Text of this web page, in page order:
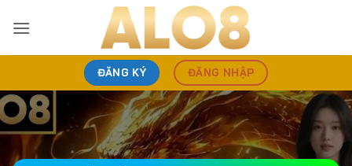
qua
ĐĂNG KÝ ĐĂNG NHẬP